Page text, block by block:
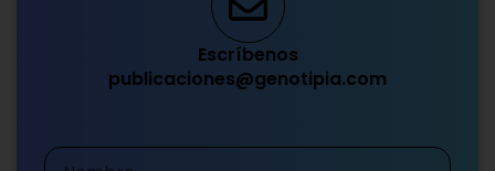
Escríbenos
publicaciones@genotipia.com
Nombre